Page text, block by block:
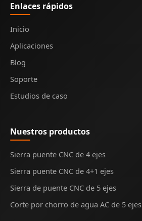
Enlaces rápidos
Inicio
Aplicaciones
Blog
Soporte
Estudios de caso
Nuestros productos
Sierra puente CNC de 4 ejes
Sierra puente CNC de 4+1 ejes
Sierra de puente CNC de 5 ejes
Corte por chorro de agua AC de 5 ejes